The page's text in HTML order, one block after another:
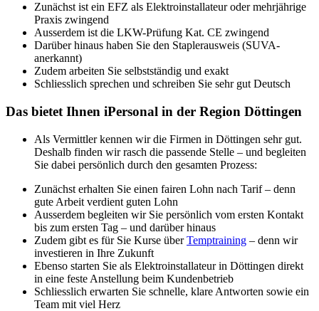
Zunächst ist ein EFZ als Elektroinstallateur oder mehrjährige
Praxis zwingend
Ausserdem ist die LKW-Prüfung Kat. CE zwingend
Darüber hinaus haben Sie den Staplerausweis (SUVA-
anerkannt)
Zudem arbeiten Sie selbstständig und exakt
Schliesslich sprechen und schreiben Sie sehr gut Deutsch
Das bietet Ihnen iPersonal in der Region Döttingen
Als Vermittler kennen wir die Firmen in Döttingen sehr gut.
Deshalb finden wir rasch die passende Stelle – und begleiten
Sie dabei persönlich durch den gesamten Prozess:
Zunächst erhalten Sie einen fairen Lohn nach Tarif – denn
gute Arbeit verdient guten Lohn
Ausserdem begleiten wir Sie persönlich vom ersten Kontakt
bis zum ersten Tag – und darüber hinaus
Zudem gibt es für Sie Kurse überTemptraining – denn wir
investieren in Ihre Zukunft
Ebenso starten Sie als Elektroinstallateur in Döttingen direkt
in eine feste Anstellung beim Kundenbetrieb
Schliesslich erwarten Sie schnelle, klare Antworten sowie ein
Team mit viel Herz